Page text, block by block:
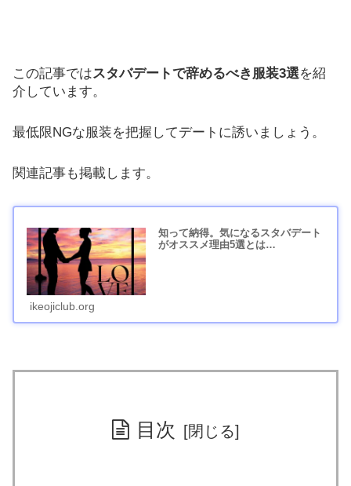
この記事ではスタバデートで辞めるべき服装3選を紹
介しています。
最低限NGな服装を把握してデートに誘いましょう。
関連記事も掲載します。
知って納得。気になるスタバデート
がオススメ理由5選とは…
ikeojiclub.org
目次